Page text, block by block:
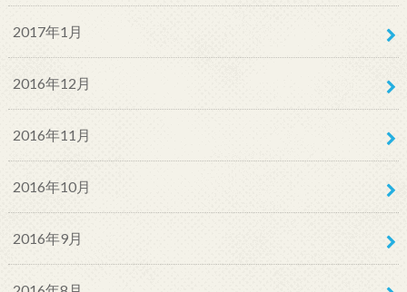
2017年1月
2016年12月
2016年11月
2016年10月
2016年9月